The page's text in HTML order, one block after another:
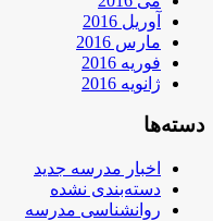
آوریل 2016
مارس 2016
فوریه 2016
ژانویه 2016
دسته‌ها
اخبار مدرسه جدید
دسته‌بندی نشده
روانشناسی مدرسه